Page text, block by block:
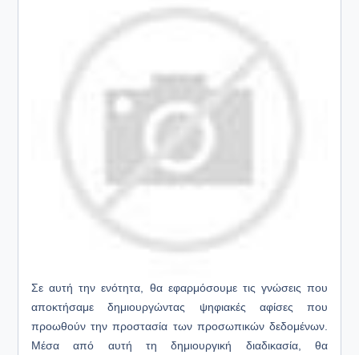
Σε αυτή την ενότητα, θα εφαρμόσουμε τις γνώσεις που
αποκτήσαμε δημιουργώντας ψηφιακές αφίσες που
προωθούν την προστασία των προσωπικών δεδομένων.
Μέσα από αυτή τη δημιουργική διαδικασία, θα